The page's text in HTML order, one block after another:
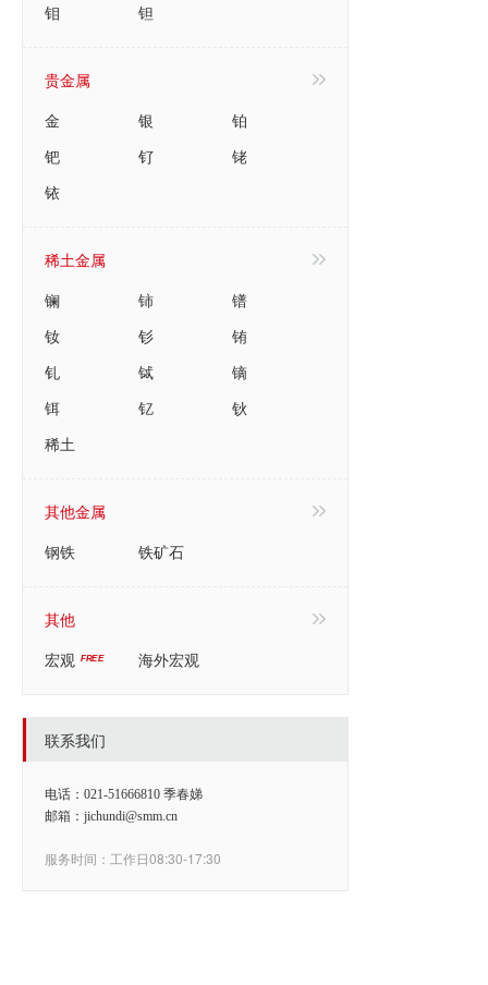
钼
钽
贵金属
金
银
铂
钯
钌
铑
铱
稀土金属
镧
铈
镨
钕
钐
铕
钆
铽
镝
铒
钇
钬
稀土
其他金属
钢铁
铁矿石
其他
宏观
海外宏观
联系我们
电话：021-51666810 季春娣
邮箱：jichundi@smm.cn
服务时间：工作日08:30-17:30